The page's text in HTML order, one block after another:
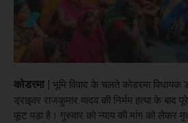
कोडरमा | भूमि विवाद के चलते कोडरमा विधायक
ड्राइवर राजकुमार यादव की निर्मम हत्या के बाद
फूट पड़ा है। गुरुवार को न्याय की मांग को लेकर